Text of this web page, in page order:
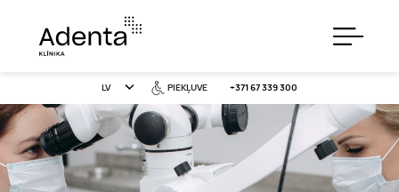
LV +371 67 339 300
PIEKĻUVE
PAKALPOJUMI